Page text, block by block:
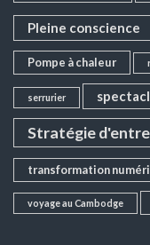
Pleine conscience
Pompe à chaleur
serrurier
Stratégie
transformation
voyage au Cambodge